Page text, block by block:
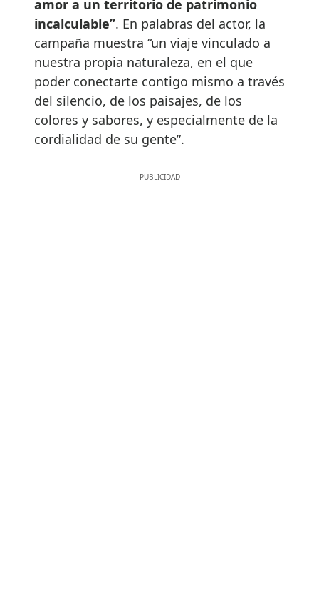
amor a un territorio de patrimonio
incalculable”. En palabras del actor, la
campaña muestra “un viaje vinculado a
nuestra propia naturaleza, en el que
poder conectarte contigo mismo a través
del silencio, de los paisajes, de los
colores y sabores, y especialmente de la
cordialidad de su gente”.